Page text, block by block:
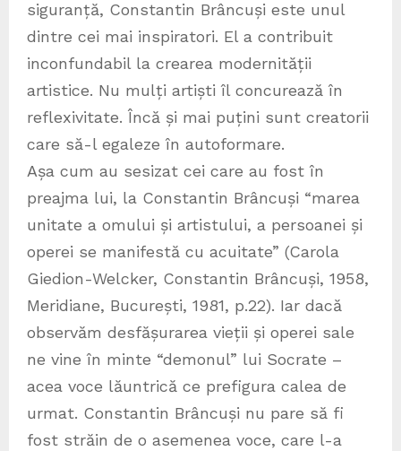
siguranță, Constantin Brâncuși este unul
dintre cei mai inspiratori. El a contribuit
inconfundabil la crearea modernității
artistice. Nu mulți artiști îl concurează în
reflexivitate. Încă și mai puțini sunt creatorii
care să-l egaleze în autoformare.
Așa cum au sesizat cei care au fost în
preajma lui, la Constantin Brâncuși “marea
unitate a omului și artistului, a persoanei și
operei se manifestă cu acuitate” (Carola
Giedion-Welcker, Constantin Brâncuși, 1958,
Meridiane, București, 1981, p.22). Iar dacă
observăm desfășurarea vieții și operei sale
ne vine în minte “demonul” lui Socrate –
acea voce lăuntrică ce prefigura calea de
urmat. Constantin Brâncuși nu pare să fi
fost străin de o asemenea voce, care l-a